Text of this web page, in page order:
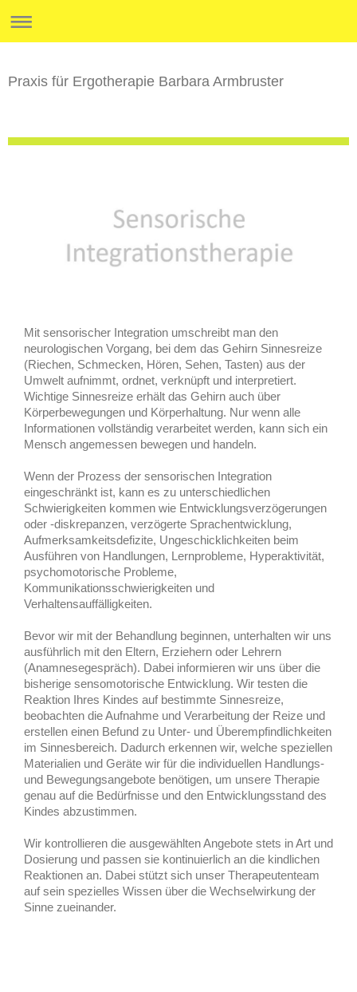
Praxis für Ergotherapie Barbara Armbruster
Mit sensorischer Integration umschreibt man den
neurologischen Vorgang, bei dem das Gehirn Sinnesreize
(Riechen, Schmecken, Hören, Sehen, Tasten) aus der
Umwelt aufnimmt, ordnet, verknüpft und interpretiert.
Wichtige Sinnesreize erhält das Gehirn auch über
Körperbewegungen und Körperhaltung. Nur wenn alle
Informationen vollständig verarbeitet werden, kann sich ein
Mensch angemessen bewegen und handeln.
Wenn der Prozess der sensorischen Integration
eingeschränkt ist, kann es zu unterschiedlichen
Schwierigkeiten kommen wie Entwicklungsverzögerungen
oder -diskrepanzen, verzögerte Sprachentwicklung,
Aufmerksamkeitsdefizite, Ungeschicklichkeiten beim
Ausführen von Handlungen, Lernprobleme, Hyperaktivität,
psychomotorische Probleme,
Kommunikationsschwierigkeiten und
Verhaltensauffälligkeiten.
Bevor wir mit der Behandlung beginnen, unterhalten wir uns
ausführlich mit den Eltern, Erziehern oder Lehrern
(Anamnesegespräch). Dabei informieren wir uns über die
bisherige sensomotorische Entwicklung. Wir testen die
Reaktion Ihres Kindes auf bestimmte Sinnesreize,
beobachten die Aufnahme und Verarbeitung der Reize und
erstellen einen Befund zu Unter- und Überempfindlichkeiten
im Sinnesbereich. Dadurch erkennen wir, welche speziellen
Materialien und Geräte wir für die individuellen Handlungs-
und Bewegungsangebote benötigen, um unsere Therapie
genau auf die Bedürfnisse und den Entwicklungsstand des
Kindes abzustimmen.
Wir kontrollieren die ausgewählten Angebote stets in Art und
Dosierung und passen sie kontinuierlich an die kindlichen
Reaktionen an. Dabei stützt sich unser Therapeutenteam
auf sein spezielles Wissen über die Wechselwirkung der
Sinne zueinander.